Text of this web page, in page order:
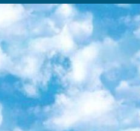
подсказывает, как им обучаться. Выбрав заинтересовавшую вас специальность — SMM-специалист, фотограф, веб-дизайнер или другую, — увидите список необходимых для неё умений. Чтобы вы могли освоить их самостоятельно, для каждого умения площадка отображает подборку ссылок на учебные материалы. Хотя «Смартия» ориентируется на русскоязычную аудиторию, часть контента всё же доступна только на английском. 3. «Лекторий Физтеха» Проект Московского физико-технического института (Физтеха). С его помощью вы можете смотреть онлайн серии лекций, записанные на видео в этом вузе. В числе доступных предметов — физика, биология, химия, информационные технологии и другие. К некоторым лекциям администрация ресурса прилагает готовые конспекты, которые можно скачивать в PDF-формате. 4. ITMOcourses Онлайн-площадка Санкт-Петербургского национального исследовательского университета информационных технологий, механики и оптики (ИТМО). Ресурс предоставляет свободный доступ к курсам, разработанным в этом вузе. Каталог материалов разбит на четыре категории: «Оптические системы и технологии», «Приборостроение и робототехника», «Информационные технологии» и «Биотехнологии». Курсы состоят из видеолекций, интерактивных демонстраций и заданий. 5. «КиберЛенинка» Электронная научная библиотека открытого доступа. Каталог площадки регулярно обрастает текстами статей из различных научных изданий. Сгруппированные по журналам и рубрикам публикации можно читать онлайн или скачивать целиком в PDF-формате. Проект нацелен на популяризацию науки за счёт открытого доступа к качественной информации. 6. «ПостНаука» На этом ресурсе публикуют подборки видеолекций, составленные экспертами из разных отраслей и объединённые общими темами. Среди них, к примеру, есть серии «Биоинформатика и геномика», «Культура средневековой Скандинавии» и Cinema Studies о теории кино. Каждая подборка лекций — логически связанная история, рассказанная экспертом от первого лица. Кроме того, на сайте появляются научно-образовательные статьи и тесты на разные темы. 7. «Newочём» Команда проекта «Newочём» отбирает самые интересные тексты из англоязычных СМИ и переводит те из них, за которые голосуют участники сообщества «ВКонтакте». По большей части это научно-популярные статьи. Редакторы придумывают лишь заголовки, в остальном содержание переводов соответствует оригиналам. Полные тексты можно читать прямо в социальной сети. 8. InternetUrok Онлайн-база материалов по основным дисциплинам школьной программы. Информация на сайте структурирована по классам, предметам и темам (урокам). Каждый урок состоит из видеолекций и конспектов. Есть также интерактивные тренажёры и тесты для закрепления пройденного материала. Даже если вы давно окончили школу, возможность повторить программу старших классов всегда может пригодиться. 9. Edutainme Ещё один ресурс об образовании. В отличие от Newtonew, как мне кажется, Edutainme больше ориентируется на представителей индустрии: педагогов, предпринимателей, разработчиков образовательных проектов. Но и любой, кто просто стремится к саморазвитию, найдёт на сайте много полезного и интересного для себя. Например, информацию о новых курсах и образовательных сервисах. 10. Newtonew Онлайн-медиа об образовании и обучении в широком смысле. Авторы Newtonew пишут об инструментах, заведениях, тактиках и стратегиях, которые помогают учить других и получать новые знания самостоятельно. На этой площадке вы найдёте новости, обзоры, аналитические мат